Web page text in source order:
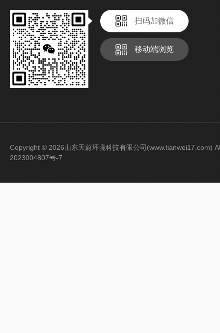
扫码加微信
移动端浏览
Copyright © 2026山东天蔚环境科技有限公司(www.tianwei17.com)
2023004807号-7